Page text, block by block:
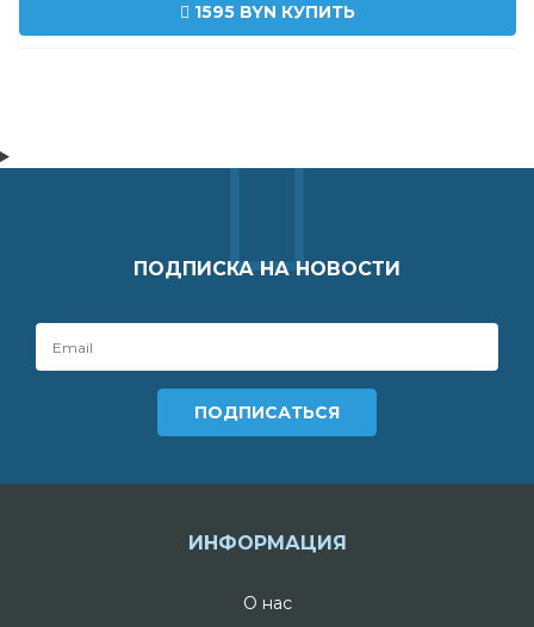
1595 BYN КУПИТЬ
ПОДПИСКА НА НОВОСТИ
ИНФОРМАЦИЯ
О нас